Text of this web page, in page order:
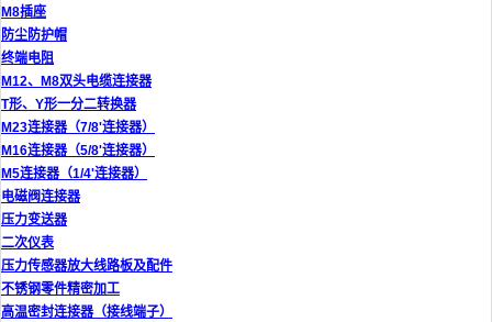
M8插座
防尘防护帽
终端电阻
M12、M8双头电缆连接器
T形、Y形一分二转换器
M23连接器（7/8'连接器）
M16连接器（5/8'连接器）
M5连接器（1/4'连接器）
电磁阀连接器
压力变送器
二次仪表
压力传感器放大线路板及配件
不锈钢零件精密加工
高温密封连接器（接线端子）